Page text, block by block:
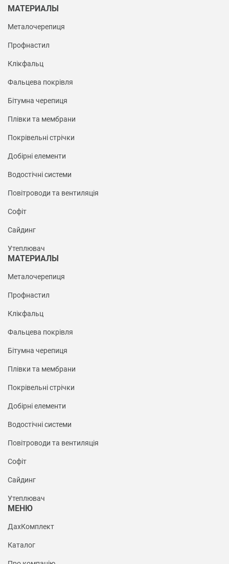
МАТЕРИАЛЫ
Металочерепиця
Профнастил
Клікфальц
Фальцева покрівля
Бітумна черепиця
Плівки та мембрани
Покрівельні стрічки
Добірні елементи
Водостічні системи
Повітроводи та вентиляція
Софіт
Сайдинг
Утеплювач
МАТЕРИАЛЫ
Металочерепиця
Профнастил
Клікфальц
Фальцева покрівля
Бітумна черепиця
Плівки та мембрани
Покрівельні стрічки
Добірні елементи
Водостічні системи
Повітроводи та вентиляція
Софіт
Сайдинг
Утеплювач
МЕНЮ
ДахКомплект
Каталог